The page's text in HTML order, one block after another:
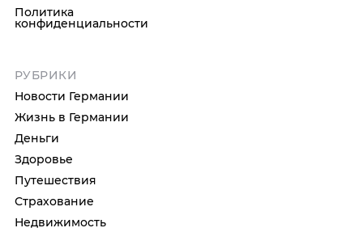
Политика
конфиденциальности
РУБРИКИ
Новости Германии
Жизнь в Германии
Деньги
Здоровье
Путешествия
Страхование
Недвижимость